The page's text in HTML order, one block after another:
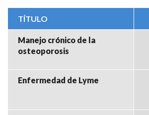
TÍTULO
Manejo crónico de la
osteoporosis
Enfermedad de Lyme